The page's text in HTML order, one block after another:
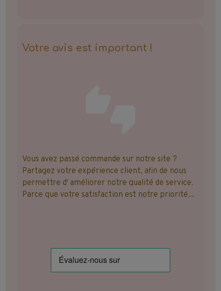
Votre avis est important !
Vous avez passé commande sur notre site ?
Partagez votre expérience client, afin de nous
permettre d' améliorer notre qualité de service.
Parce que votre satisfaction est notre priorité...